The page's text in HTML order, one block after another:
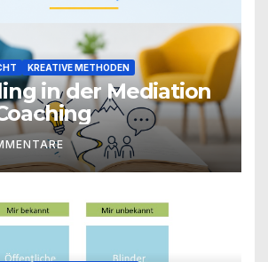
KREATIVE METHODEN
in der Mediation